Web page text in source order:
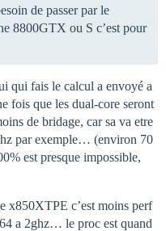
de passer par le
8800GTX ou S c’est pour
qui fais le calcul a envoyé a
fois que les dual-core seront
de bridage, car sa va etre
par exemple… (environ 70
est presque impossible,
x850XTPE c’est moins perf
a 2ghz… le proc est quand